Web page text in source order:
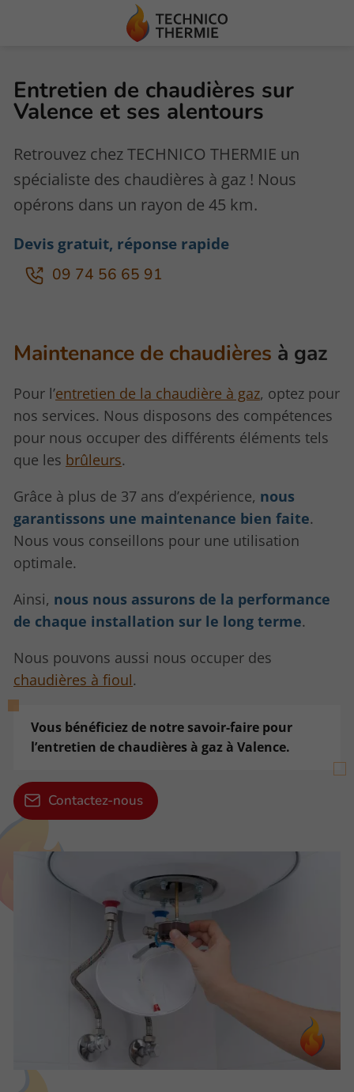
Entretien de chaudières sur
Valence et ses alentours
Retrouvez chez TECHNICO THERMIE un
spécialiste des chaudières à gaz ! Nous
opérons dans un rayon de 45 km.
Devis gratuit, réponse rapide
09 74 56 65 91
Maintenance de chaudières à gaz
Pour l’entretien de la chaudière à gaz, optez pour
nos services. Nous disposons des compétences
pour nous occuper des différents éléments tels
que les brûleurs.
Grâce à plus de 37 ans d’expérience, nous
garantissons une maintenance bien faite.
Nous vous conseillons pour une utilisation
optimale.
Ainsi, nous nous assurons de la performance
de chaque installation sur le long terme.
Nous pouvons aussi nous occuper des
chaudières à fioul.
Vous bénéficiez de notre savoir-faire pour
l’entretien de chaudières à gaz à Valence.
Contactez-nous